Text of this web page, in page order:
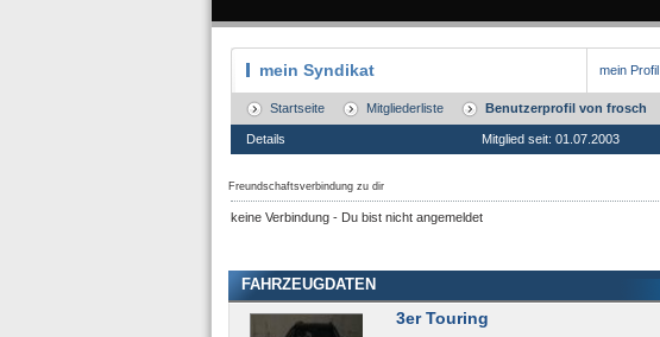
mein Syndikat mein Profil
Startseite Mitgliederliste Benutzerprofil von frosch
Details Mitglied seit: 01.07.2003
Freundschaftsverbindung zu dir
keine Verbindung - Du bist nicht angemeldet
FAHRZEUGDATEN
3er Touring